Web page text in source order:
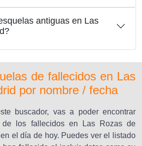
antiguas en Las
de fallecidos en Las
por nombre / fecha
buscador, vas a poder encontrar
de los fallecidos en Las Rozas de
el día de hoy. Puedes ver el listado